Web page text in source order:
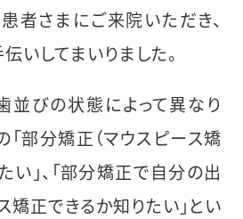
者さまにご来院いただき、
いしてまいりました。
並びの状態によって異なり
「部分矯正（マウスピース矯
い」、「部分矯正で自分の出
矯正できるか知りたい」とい